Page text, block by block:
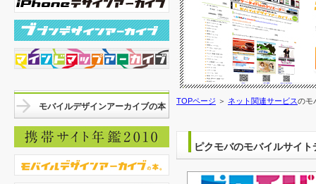
TOPページ ＞ ネット関連サービスのモ
ピクモバのモバイルサイト
モバイルデザインアーカイブの本